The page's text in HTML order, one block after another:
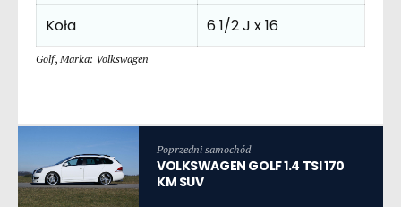
Koła
6 1/2 J x 16
Golf, Marka: Volkswagen
Poprzedni samochód
VOLKSWAGEN GOLF 1.4 TSI 170
KM SUV